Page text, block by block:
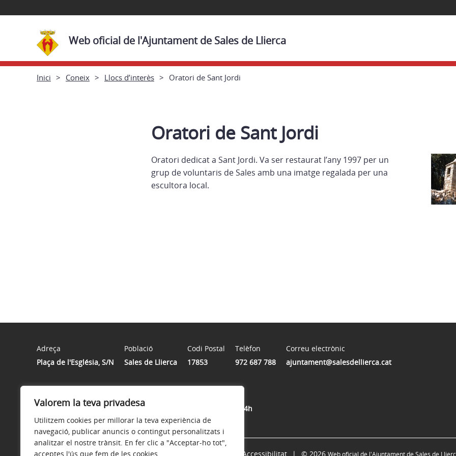
Valorem la teva privadesa
Utilitzem cookies per millorar la teva experiència de
navegació, publicar anuncis o contingut personalitzats i
analitzar el nostre trànsit. En fer clic a "Acceptar-ho tot",
acceptes l'ús que fem de les cookies.
Web oficial de l'Ajuntament de Sales de Llierca
Inici Coneix Llocs d’interès Oratori de Sant Jordi
Oratori de Sant Jordi
Oratori dedicat a Sant Jordi. Va ser restaurat l’any 1997 per un
grup de voluntaris de Sales amb una imatge regalada per una
escultora local.
Adreça
Plaça de l'Església, S/N
Població
Sales de Llierca
Codi Postal
17853
Telèfon
972 687 788
Correu electrònic
ajuntament@salesdellierca.cat
Dilluns de 18 a 20h / Dimecres de 14 a 16h / Dijous de 12 a 14h
Avís legal Política de privacitat Accessibilitat © 2026